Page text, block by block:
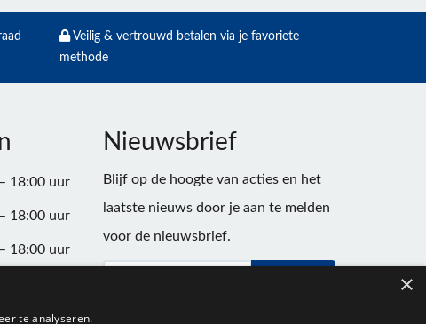
Veilig & vertrouwd betalen via je favoriete
methode
18:00 uur
18:00 uur
18:00 uur
20:00 uur
18:00 uur
Nieuwsbrief
Blijf op de hoogte van acties en het
laatste nieuws door je aan te melden
voor de nieuwsbrief.
×
te analyseren.